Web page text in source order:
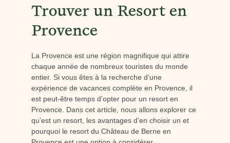
Trouver un Resort en
Provence
La Provence est une région magnifique qui attire
chaque année de nombreux touristes du monde
entier. Si vous êtes à la recherche d’une
expérience de vacances complète en Provence, il
est peut-être temps d’opter pour un resort en
Provence. Dans cet article, nous allons explorer ce
qu’est un resort, les avantages d’en choisir un et
pourquoi le resort du Château de Berne en